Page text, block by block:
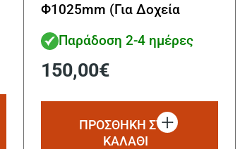
Φ1025mm (Για Δοχεία
Παράδοση 2-4 ημέρες
150,00€
ΠΡΟΣΘΗΚΗ ΣΤΟ
ΚΑΛΑΘΙ